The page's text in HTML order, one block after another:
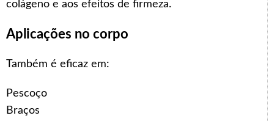
colágeno e aos efeitos de firmeza.
Aplicações no corpo
Também é eficaz em:
Pescoço
Braços